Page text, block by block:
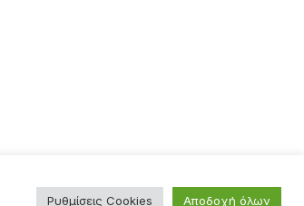
Ρυθμίσεις Cookies Αποδοχή όλων